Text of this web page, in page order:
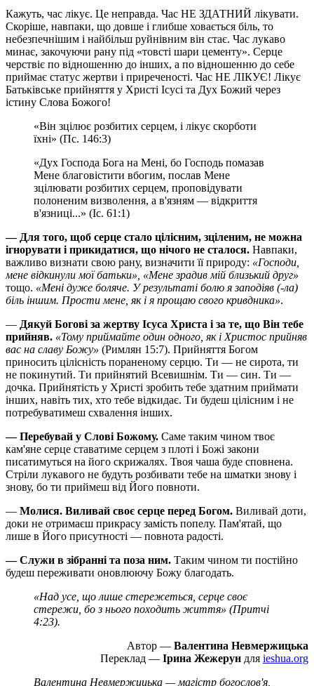
Кажуть, час лікує. Це неправда. Час НЕ ЗДАТНИЙ лікувати.
Скоріше, навпаки, що довше і глибше ховається біль, то
небезпечнішим і найбільш руйнівним він стає. Час лукаво
минає, закочуючи рану під «товсті шари цементу». Серце
черствіє по відношенню до інших, а по відношенню до себе
приймає статус жертви і приреченості. Час НЕ ЛІКУЄ! Лікує
Батьківське прийняття у Христі Ісусі та Дух Божий через
істину Слова Божого!
«Він зцілює розбитих серцем, і лікує скорботи
їхні» (Пс. 146:3)
«Дух Господа Бога на Мені, бо Господь помазав
Мене благовістити вбогим, послав Мене
зцілювати розбитих серцем, проповідувати
полоненим визволення, а в'язням — відкриття
в'язниці...» (Іс. 61:1)
— Для того, щоб серце стало цілісним, зціленим, не можна
ігнорувати і прикидатися, що нічого не сталося. Навпаки,
важливо визнати свою рану, визначити її природу: «Господи,
мене відкинули мої батьки», «Мене зрадив мій близький друг»
тощо. «Мені дуже боляче. У результаті болю я заподіяв (-ла)
біль іншим. Прости мене, як і я прощаю свого кривдника».
— Дякуй Богові за жертву Ісуса Христа і за те, що Він тебе
прийняв. «Тому приймайте один одного, як і Христос прийняв
вас на славу Божу» (Римлян 15:7). Прийняття Богом
приносить цілісність пораненому серцю. Ти — не сирота, ти
не покинутий. Ти прийнятий Всевишнім. Ти — син. Ти —
дочка. Прийнятість у Христі зробить тебе здатним приймати
інших, навіть тих, хто тебе відкидає. Ти будеш цілісним і не
потребуватимеш схвалення інших.
— Перебувай у Слові Божому. Саме таким чином твоє
кам'яне серце ставатиме серцем з плоті і Божі закони
писатимуться на його скрижалях. Твоя чаша буде сповнена.
Стріли лукавого не будуть розбивати тебе на шматки знову і
знову, бо ти приймеш від Його повноти.
— Молися. Виливай своє серце перед Богом. Виливай доти,
доки не отримаєш прикрасу замість попелу. Пам'ятай, що
лише в Його присутності — повнота радості.
— Служи в зібранні та поза ним. Таким чином ти постійно
будеш переживати оновлюючу Божу благодать.
«Над усе, що лише стережеться, серце своє
стережи, бо з нього походить життя» (Притчі
4:23).
Автор — Валентина Невмержицька
Переклад — Ірина Жежерун для ieshua.org
Валентина Невмержицька — магістр богослов'я,